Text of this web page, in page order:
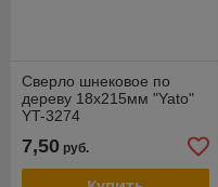
Сверло шнековое по
дереву 18х215мм "Yato"
YT-3274
7,50 руб.